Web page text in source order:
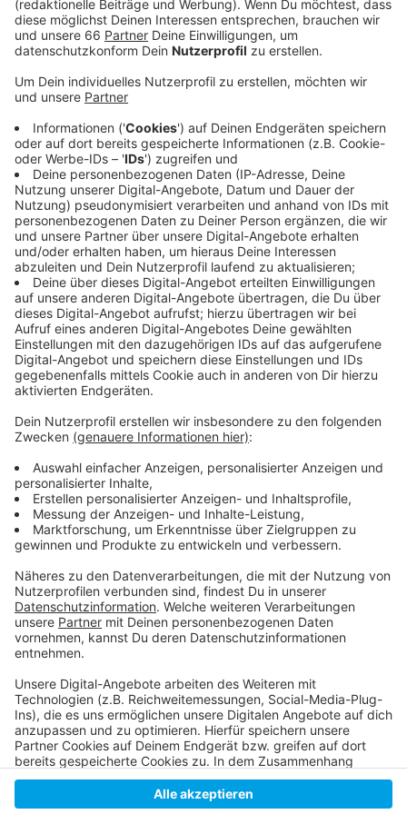
landen dürfen. Laut der Kaarster Initiative sei das
unnötig. Denn: Die Mannschaften könnten nach
Spielende an den Spielorten übernachten.
Veröffentlicht:Mittwoch, 24.01.2024 11:26
Anzeige
Und für die Fans sollten ohnehin "Sonderzüge das
Mittel der Wahl" sein. Für die temporäre Aussetzung
hatte sich das Bundesverkehrsministerium
entschieden. Auch das sei verwunderlich, heißt es von
der Kaarster Initiative. Eigentlich werde das auf
Landesebene entschieden.
Anzeige
Anzeige
Das Statement der Initiative "Kaarster gegen
Fluglärm"
Anzeige
Anzeige